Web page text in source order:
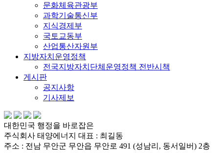
문화체육관광부
과학기술통신부
지식경제부
국토교동부
산업통산자원부
지방자치운영정책
전국지방자치단체운영정책 전반시책
게시판
공지사항
기사제보
대한민국 행정을 바로잡은
주식회사 태양에너지 대표 : 최길동
주소 : 전남 무안군 무안읍 무안로 491 (성남리, 동서일버) 2층